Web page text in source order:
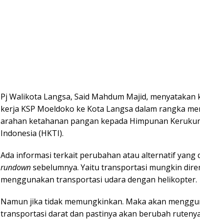
Pj Walikota Langsa, Said Mahdum Majid, menyatakan
kerja KSP Moeldoko ke Kota Langsa dalam rangka
arahan ketahanan pangan kepada Himpunan
Indonesia (HKTI).
Ada informasi terkait perubahan atau alternatif yang
rundownsebelumnya. Yaitu transportasi mungkin
menggunakan transportasi udara dengan helikopter.
Namun jika tidak memungkinkan. Maka akan
transportasi darat dan pastinya akan berubah